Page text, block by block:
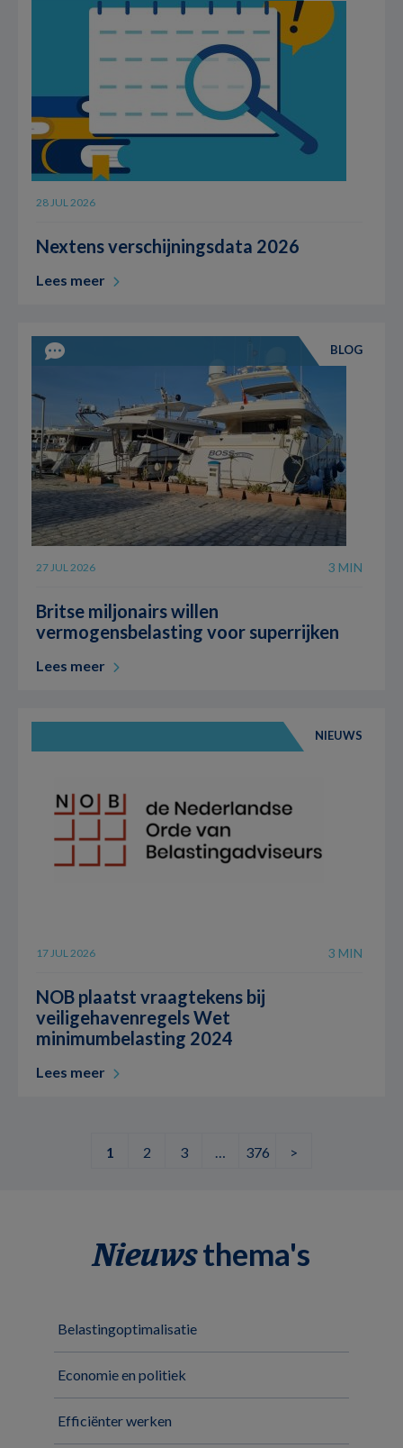
28 JUL 2026
Nextens verschijningsdata 2026
Lees meer
BLOG
27 JUL 2026 3 MIN
Britse miljonairs willen
vermogensbelasting voor superrijken
Lees meer
NIEUWS
17 JUL 2026 3 MIN
NOB plaatst vraagtekens bij
veiligehavenregels Wet
minimumbelasting 2024
Lees meer
1 2 3 … 376 >
Nieuwsthema's
Belastingoptimalisatie
Economie en politiek
Efficiënter werken